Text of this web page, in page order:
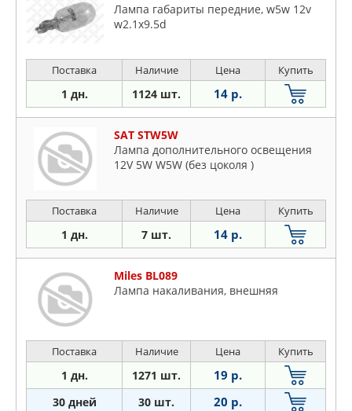
Лампа габариты передние, w5w 12v
w2.1x9.5d
Поставка Наличие Цена Купить
1 дн. 1124 шт. 14 р.
SAT STW5W
Лампа дополнительного освещения
12V 5W W5W (без цоколя )
Поставка Наличие Цена Купить
1 дн. 7 шт. 14 р.
Miles BL089
Лампа накаливания, внешняя
Поставка Наличие Цена Купить
1 дн. 1271 шт. 19 р.
30 дней 30 шт. 20 р.